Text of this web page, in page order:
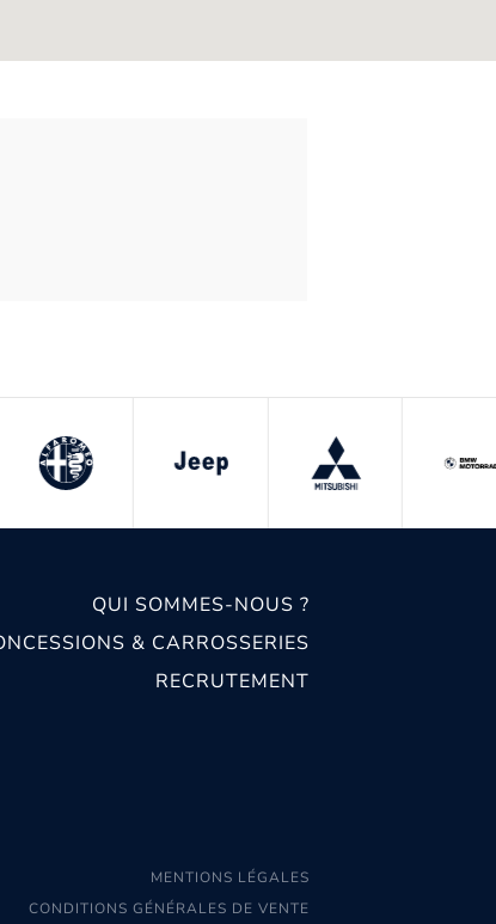
QUI SOMMES-NOUS ?
& CARROSSERIES
RECRUTEMENT
MENTIONS LÉGALES
CONDITIONS GÉNÉRALES DE VENTE